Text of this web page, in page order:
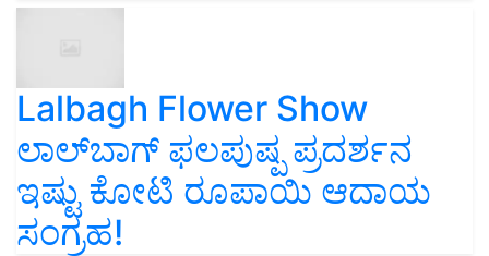
Lalbagh Flower Show
ಲಾಲ್‌ಬಾಗ್ ಫಲಪುಷ್ಪ ಪ್ರದರ್ಶನ
ಇಷ್ಟು ಕೋಟಿ ರೂಪಾಯಿ ಆದಾಯ
ಸಂಗ್ರಹ!